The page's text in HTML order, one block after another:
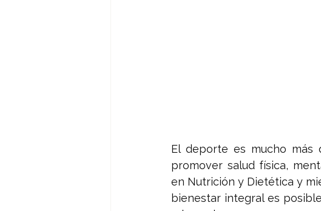
El deporte es mucho más
promover salud física,
en Nutrición y Dietética y
bienestar integral es